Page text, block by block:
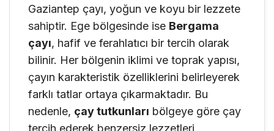
Gaziantep çayı, yoğun ve koyu bir lezzete
sahiptir. Ege bölgesinde ise Bergama
çayı, hafif ve ferahlatıcı bir tercih olarak
bilinir. Her bölgenin iklimi ve toprak yapısı,
çayın karakteristik özelliklerini belirleyerek
farklı tatlar ortaya çıkarmaktadır. Bu
nedenle, çay tutkunları bölgeye göre çay
tercih ederek benzersiz lezzetleri